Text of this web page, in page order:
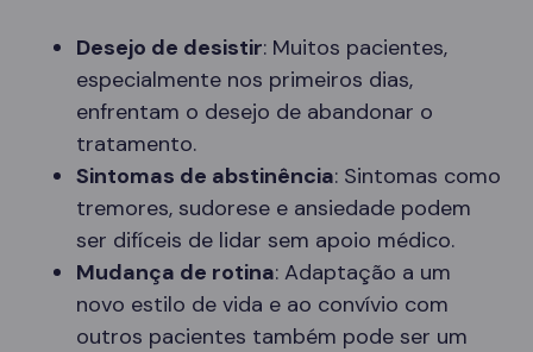
Desejo de desistir: Muitos pacientes,
especialmente nos primeiros dias,
enfrentam o desejo de abandonar o
tratamento.
Sintomas de abstinência: Sintomas como
tremores, sudorese e ansiedade podem
ser difíceis de lidar sem apoio médico.
Mudança de rotina: Adaptação a um
novo estilo de vida e ao convívio com
outros pacientes também pode ser um